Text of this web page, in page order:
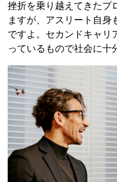
挫折を乗り越えてきたプ
ますが、アスリート自身
ですよ。セカンドキャリ
っているもので社会に十